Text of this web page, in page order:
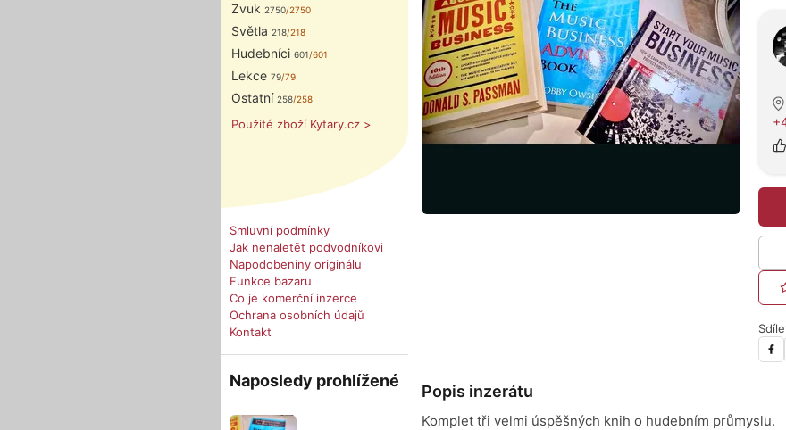
Zvuk 2750/2750
Světla 218/218
Hudebníci 601/601
Lekce 79/79
Ostatní 258/258
Použité zboží Kytary.cz >
Smluvní podmínky
Jak nenaletět podvodníkovi
Napodobeniny originálu
Funkce bazaru
Co je komerční inzerce
Ochrana osobních údajů
Kontakt
Naposledy prohlížené
O
Popis inzerátu
Komplet tři velmi úspěšných knih o hudebním průmyslu.